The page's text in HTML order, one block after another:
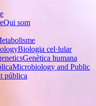
Qui som
Biologia cel·lular
Genètica humana
Microbiology and Public
pública